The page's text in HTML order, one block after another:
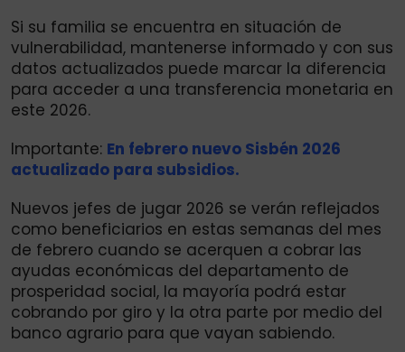
Si su familia se encuentra en situación de
vulnerabilidad, mantenerse informado y con sus
datos actualizados puede marcar la diferencia
para acceder a una transferencia monetaria en
este 2026.
Importante: En febrero nuevo Sisbén 2026
actualizado para subsidios.
Nuevos jefes de jugar 2026 se verán reflejados
como beneficiarios en estas semanas del mes
de febrero cuando se acerquen a cobrar las
ayudas económicas del departamento de
prosperidad social, la mayoría podrá estar
cobrando por giro y la otra parte por medio del
banco agrario para que vayan sabiendo.